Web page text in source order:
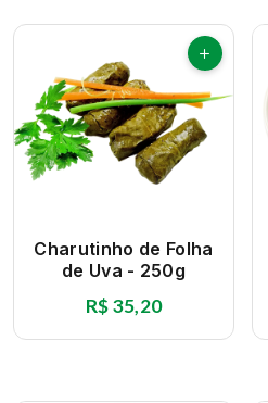
Charutinho de Folha
de Uva - 250g
R$ 35,20